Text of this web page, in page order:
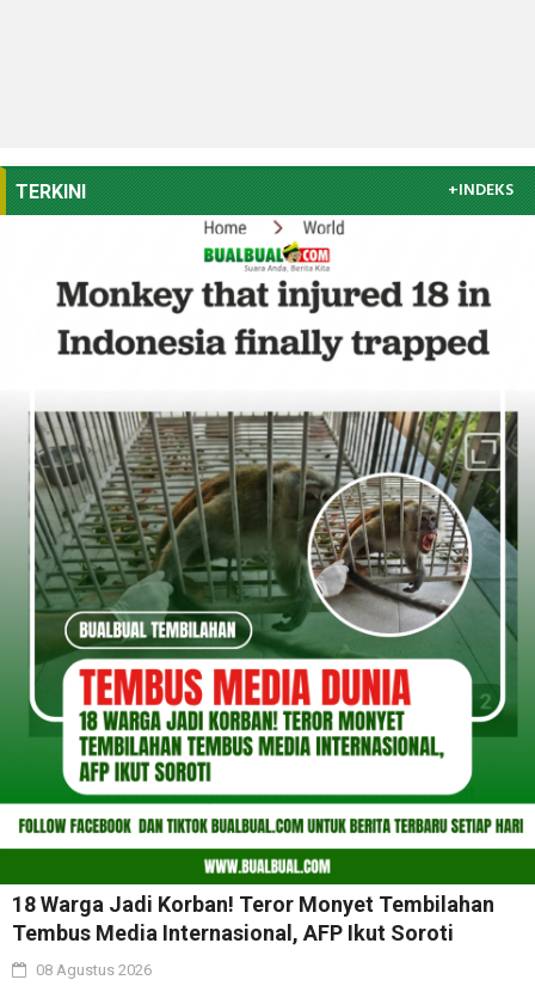
TERKINI +INDEKS
18 Warga Jadi Korban! Teror Monyet Tembilahan
Tembus Media Internasional, AFP Ikut Soroti
08 Agustus 2026